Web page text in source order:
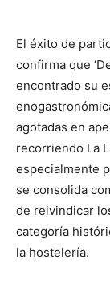
El éxito de
confirma que
encontrado su
agotadas en
recorriendo La
especialmente
se consolida
de reivindicar
categoría
la hostelería.